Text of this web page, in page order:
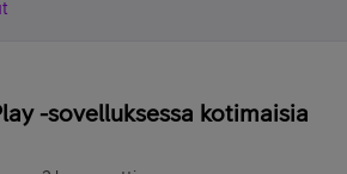
-sovelluksessa kotimaisia